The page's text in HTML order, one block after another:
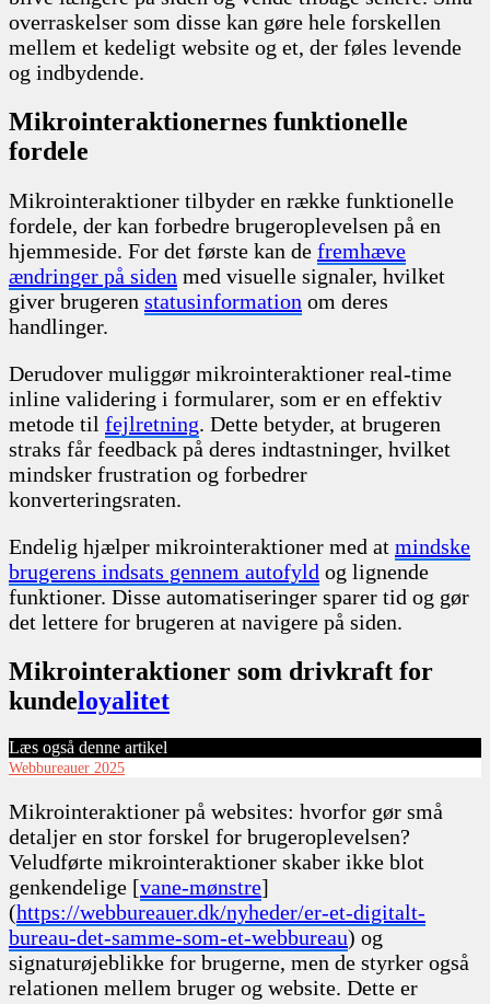
overraskelser som disse kan gøre hele forskellen
mellem et kedeligt website og et, der føles levende
og indbydende.
Mikrointeraktionernes funktionelle
fordele
Mikrointeraktioner tilbyder en række funktionelle
fordele, der kan forbedre brugeroplevelsen på en
hjemmeside. For det første kan de fremhæve
ændringer på siden med visuelle signaler, hvilket
giver brugeren statusinformation om deres
handlinger.
Derudover muliggør mikrointeraktioner real-time
inline validering i formularer, som er en effektiv
metode til fejlretning. Dette betyder, at brugeren
straks får feedback på deres indtastninger, hvilket
mindsker frustration og forbedrer
konverteringsraten.
Endelig hjælper mikrointeraktioner med at mindske
brugerens indsats gennem autofyld og lignende
funktioner. Disse automatiseringer sparer tid og gør
det lettere for brugeren at navigere på siden.
Mikrointeraktioner som drivkraft for
kundeloyalitet
Læs også denne artikel
Webbureauer 2025
Mikrointeraktioner på websites: hvorfor gør små
detaljer en stor forskel for brugeroplevelsen?
Veludførte mikrointeraktioner skaber ikke blot
genkendelige [vane-mønstre]
(https://webbureauer.dk/nyheder/er-et-digitalt-
bureau-det-samme-som-et-webbureau) og
signaturøjeblikke for brugerne, men de styrker også
relationen mellem bruger og website. Dette er